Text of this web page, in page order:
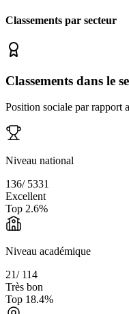
Classements par secteur
Classements dans le
Position sociale par rapport
Niveau national
136/ 5331
Excellent
Top 2.6%
Niveau académique
21/ 114
Très bon
Top 18.4%